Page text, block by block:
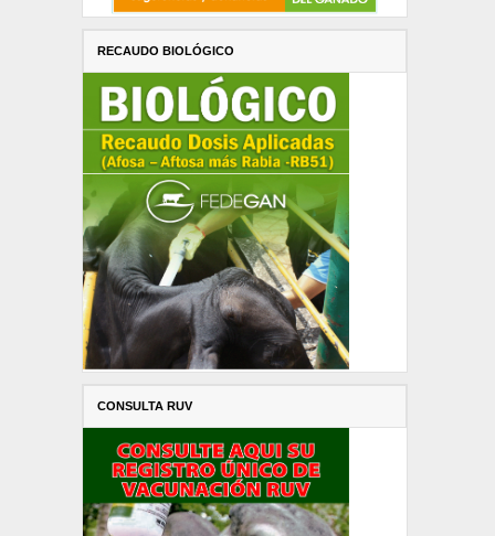
RECAUDO BIOLÓGICO
CONSULTA RUV